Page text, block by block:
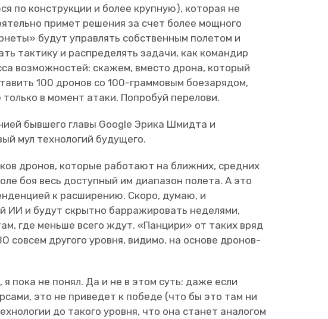
по конструкции и более крупную), которая не
примет решения за счет более мощного
будут управлять собственным полетом и
тактику и распределять задачи, как командир
возможностей: скажем, вместо дрона, который
100 дронов со 100-граммовым боезарядом,
в момент атаки. Попробуй перелови.
бывшего главы Google Эрика Шмидта и
мул технологий будущего.
дронов, которые работают на ближних, средних
боя весь доступный им диапазон полета. А это
к расширению. Скоро, думаю, и
и будут скрытно барражировать неделями,
где меньше всего ждут. «Панцири» от таких вряд
совсем другого уровня, видимо, на основе дронов-
пока не понял. Да и не в этом суть: даже если
это не приведет к победе (что бы это там ни
до такого уровня, что она станет аналогом